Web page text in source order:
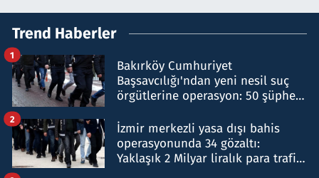
Trend Haberler
Bakırköy Cumhuriyet
Başsavcılığı'ndan yeni nesil suç
örgütlerine operasyon: 50 şüpheli
1
İzmir merkezli yasa dışı bahis
operasyonunda 34 gözaltı:
Yaklaşık 2 Milyar liralık para trafiği
2